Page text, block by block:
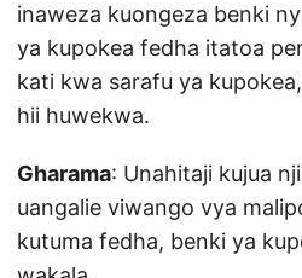
inaweza kuongeza benki
ya kupokea fedha itatoa
kati kwa sarafu ya
hii huwekwa.
Gharama: Unahitaji kujua
uangalie viwango vya
kutuma fedha, benki ya